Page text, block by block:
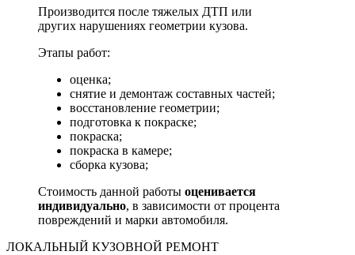
Производится после тяжелых ДТП или
других нарушениях геометрии кузова.
Этапы работ:
оценка;
снятие и демонтаж составных частей;
восстановление геометрии;
подготовка к покраске;
покраска;
покраска в камере;
сборка кузова;
Стоимость данной работы оценивается
индивидуально, в зависимости от процента
повреждений и марки автомобиля.
ЛОКАЛЬНЫЙ КУЗОВНОЙ РЕМОНТ